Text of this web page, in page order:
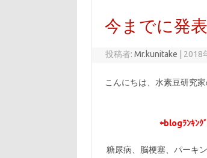
今までに発
投稿者:Mr.kunitake 2018
こんにちは、水素豆研究
⇦blogﾗﾝｷﾝｸ
糖尿病、脳梗塞、パーキ